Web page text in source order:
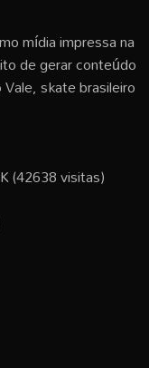
mídia impressa na
de gerar conteúdo
skate brasileiro
(42638 visitas)